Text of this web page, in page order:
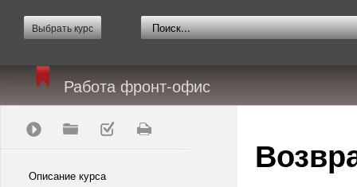
Выбрать курс
Работа фронт-офис
Описание курса